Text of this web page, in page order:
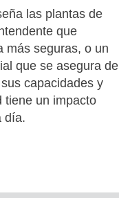
las plantas de
que
más seguras, o un
que se asegura de
capacidades y
tiene un impacto
día.